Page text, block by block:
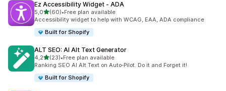
Ez Accessibility Widget ‑ ADA
5,0stelle su 5
(60)
60 recensioni totali
•Free plan available
Accessibility widget to help with WCAG, EAA, ADA compliance
Built for Shopify
ALT SEO: AI Alt Text Generator
4,2stelle su 5
(23)
23 recensioni totali
•Free plan available
Ranking SEO AI Alt Text on Auto‑Pilot. Do it and Forget it!
Built for Shopify